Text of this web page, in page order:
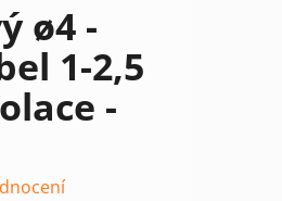
ø4 -
1-2,5
-